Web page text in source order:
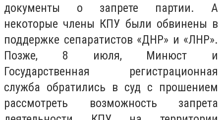
документы о запрете партии. А
некоторые члены КПУ были обвинены в
поддержке сепаратистов «ДНР» и «ЛНР».
Позже, 8 июля, Минюст и
Государственная регистрационная
служба обратились в суд с прошением
рассмотреть возможность запрета